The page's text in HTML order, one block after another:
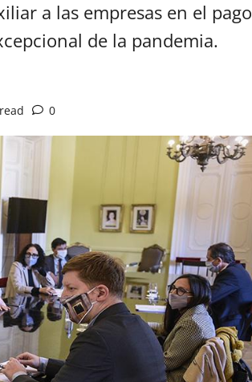
a las empresas en el pago
de la pandemia.
0